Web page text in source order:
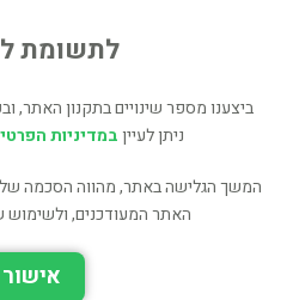
משנה תורה
ב
דת ורוחניות
לתשומת
ביצענו מספר שינויים בתקנון האתר,
ניתן לעייןבמדיניות
המשך הגלישה באתר, מהווה הסכמה
האתר המעודכנים, ולשימוש
אישור